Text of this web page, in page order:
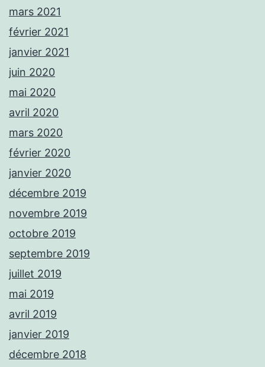
mars 2021
février 2021
janvier 2021
juin 2020
mai 2020
avril 2020
mars 2020
février 2020
janvier 2020
décembre 2019
novembre 2019
octobre 2019
septembre 2019
juillet 2019
mai 2019
avril 2019
janvier 2019
décembre 2018